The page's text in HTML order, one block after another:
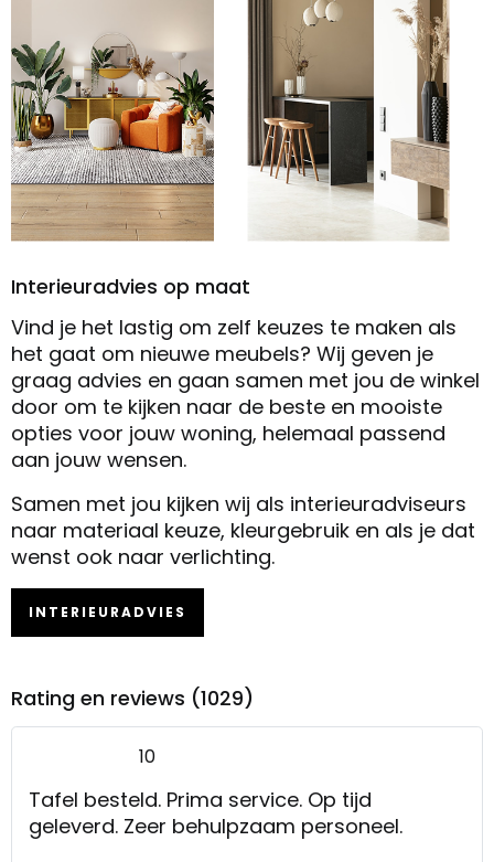
Interieuradvies op maat
Vind je het lastig om zelf keuzes te maken als
het gaat om nieuwe meubels? Wij geven je
graag advies en gaan samen met jou de winkel
door om te kijken naar de beste en mooiste
opties voor jouw woning, helemaal passend
aan jouw wensen.
Samen met jou kijken wij als interieuradviseurs
naar materiaal keuze, kleurgebruik en als je dat
wenst ook naar verlichting.
INTERIEURADVIES
Rating en reviews (1029)
10
Tafel besteld. Prima service. Op tijd
geleverd. Zeer behulpzaam personeel.